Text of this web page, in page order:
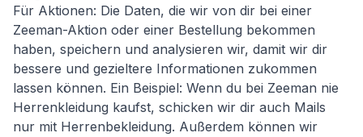
Für Aktionen: Die Daten, die wir von dir bei einer
Zeeman-Aktion oder einer Bestellung bekommen
haben, speichern und analysieren wir, damit wir dir
bessere und gezieltere Informationen zukommen
lassen können. Ein Beispiel: Wenn du bei Zeeman nie
Herrenkleidung kaufst, schicken wir dir auch Mails
nur mit Herrenbekleidung. Außerdem können wir